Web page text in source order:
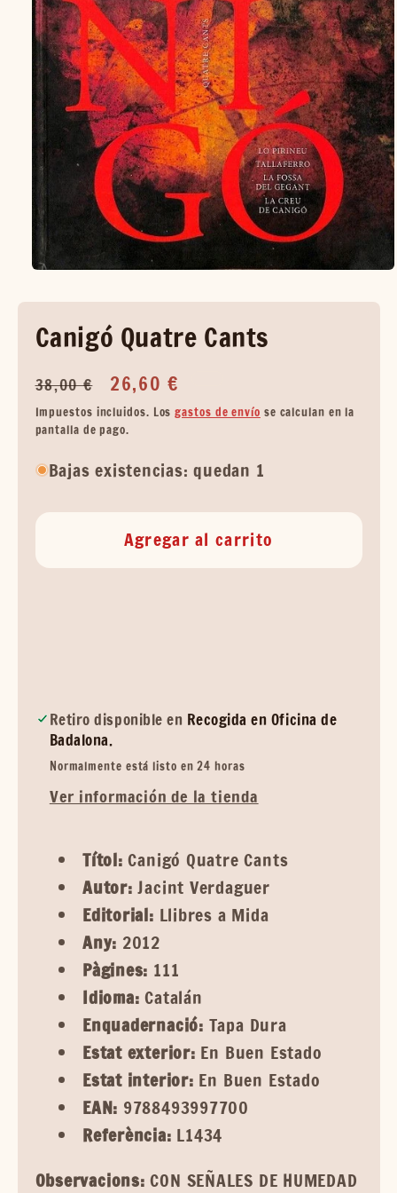
Canigó Quatre Cants
Precio
habitual
38,00 €
Precio
de
oferta
26,60 €
Impuestos incluidos. Losgastos de envío se calculan en la
pantalla de pago.
Bajas existencias: quedan 1
Agregar al carrito
Retiro disponible en Recogida en Oficina de
Badalona.
Normalmente está listo en 24 horas
Ver información de la tienda
Títol: Canigó Quatre Cants
Autor: Jacint Verdaguer
Editorial: Llibres a Mida
Any: 2012
Pàgines: 111
Idioma: Catalán
Enquadernació: Tapa Dura
Estat exterior: En Buen Estado
Estat interior: En Buen Estado
EAN: 9788493997700
Referència: L1434
Observacions: CON SEÑALES DE HUMEDAD